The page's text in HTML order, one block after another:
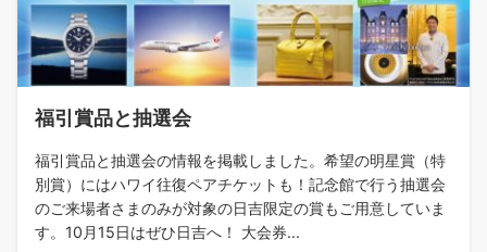
福引賞品と抽選会
福引賞品と抽選会の情報を掲載しました。希望の明星賞（特
別賞）にはハワイ往復ペアチケットも！記念館で行う抽選会
のご来場者さまのみが対象の日吉限定の賞もご用意していま
す。10月15日はぜひ日吉へ！ 大会券...